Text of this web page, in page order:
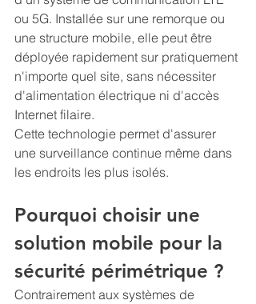
ou 5G. Installée sur une remorque ou
une structure mobile, elle peut être
déployée rapidement sur pratiquement
n'importe quel site, sans nécessiter
d'alimentation électrique ni d'accès
Internet filaire.
Cette technologie permet d'assurer
une surveillance continue même dans
les endroits les plus isolés.
Pourquoi choisir une
solution mobile pour la
sécurité périmétrique ?
Contrairement aux systèmes de